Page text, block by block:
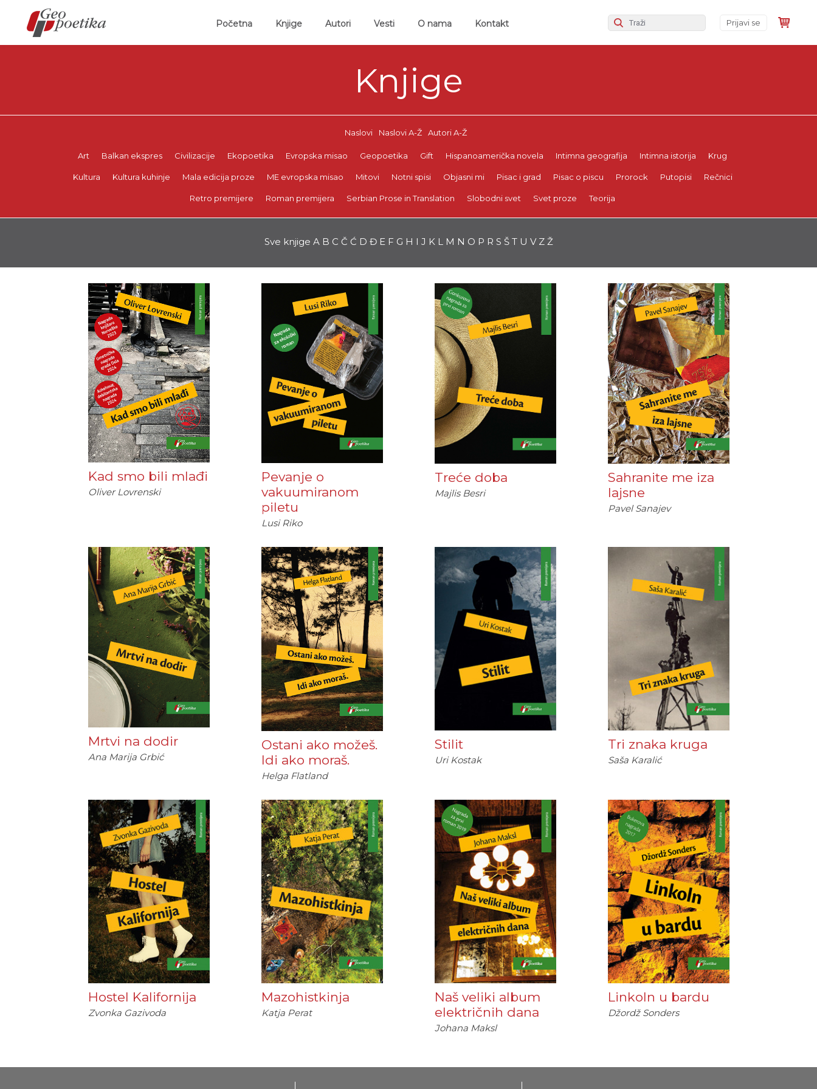
Početna(current)Knjige Autori Vesti O nama Kontakt Prijavi se
Knjige
Naslovi Naslovi A-Ž Autori A-Ž
Art Balkan ekspres Civilizacije Ekopoetika Evropska misao Geopoetika Gift Hispanoamerička novela Intimna geografija Intimna istorija Krug
Kultura Kultura kuhinje Mala edicija proze ME evropska misao Mitovi Notni spisi Objasni mi Pisac i grad Pisac o piscu Prorock Putopisi Rečnici
Retro premijere Roman premijera Serbian Prose in Translation Slobodni svet Svet proze Teorija
Sve knjige A B C Č Ć D Đ E F G H I J K L M N O P R S Š T U V Z Ž
Kad smo bili mlađi
Oliver Lovrenski
Pevanje o
vakuumiranom
piletu
Lusi Riko
Treće doba
Majlis Besri
Sahranite me iza
lajsne
Pavel Sanajev
Mrtvi na dodir
Ana Marija Grbić
Ostani ako možeš.
Idi ako moraš.
Helga Flatland
Stilit
Uri Kostak
Tri znaka kruga
Saša Karalić
Hostel Kalifornija
Zvonka Gazivoda
Mazohistkinja
Katja Perat
Naš veliki album
električnih dana
Johana Maksl
Linkoln u bardu
Džordž Sonders